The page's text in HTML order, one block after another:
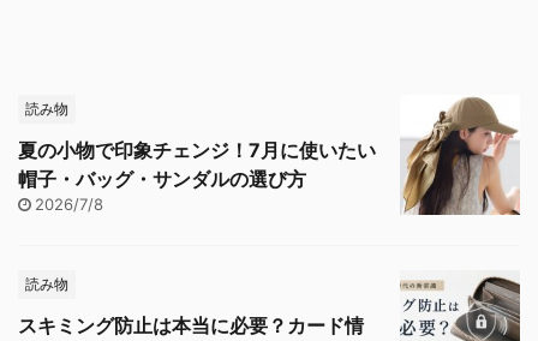
読み物
夏の小物で印象チェンジ！7月に使いたい
帽子・バッグ・サンダルの選び方
2026/7/8
読み物
スキミング防止は本当に必要？カード情